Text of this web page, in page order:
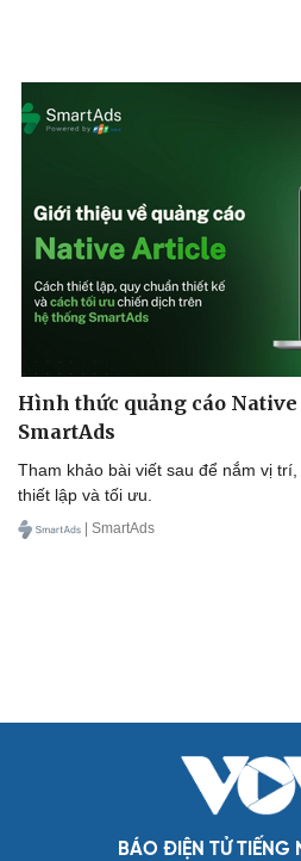
Văn hóa
Âm nhạc
Di sản
Hình thức quảng cáo
SmartAds
Tham khảo bài viết sau để nắm vị
thiết lập và tối ưu.
| SmartAds
BÁO ĐIỆN TỬ TIẾNG